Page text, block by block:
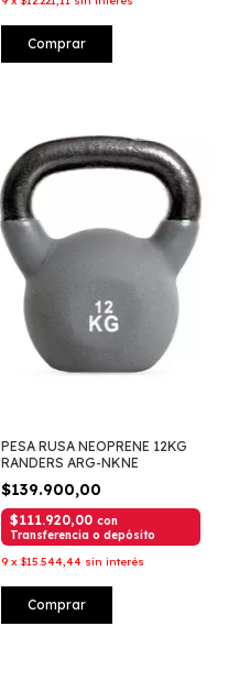
Comprar
PESA RUSA NEOPRENE 12KG
RANDERS ARG-NKNE
$139.900,00
$111.920,00 con
Transferencia o depósito
9 x $15.544,44 sin interés
Comprar